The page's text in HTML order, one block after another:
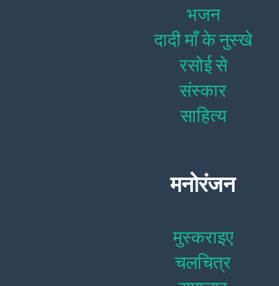
भजन
दादी माँ के नुस्खे
रसोई से
संस्कार
साहित्य
मनोरंजन
मुस्कराइए
चलचित्र